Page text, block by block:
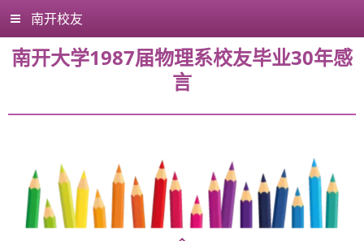
南开校友
南开大学1987届物理系校友毕业30年感
言